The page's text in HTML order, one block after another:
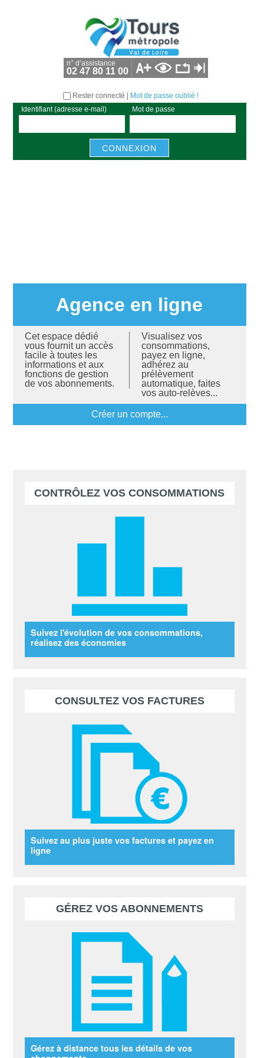
n° d’assistance
02 47 80 11 00
Rester connecté | Mot de passe oublié !
identifiant (adresse e-mail) mot de passe
Agence en ligne
Cet espace dédié
vous fournit un accès
facile à toutes les
informations et aux
fonctions de gestion
de vos abonnements.
Visualisez vos
consommations,
payez en ligne,
adhérez au
prélèvement
automatique, faites
vos auto-relèves...
créer un compte...
CONTRÔLEZ VOS CONSOMMATIONS
Suivez l'évolution de vos consommations,
réalisez des économies
CONSULTEZ VOS FACTURES
Suivez au plus juste vos factures et payez en
ligne
GÉREZ VOS ABONNEMENTS
Gérez à distance tous les détails de vos